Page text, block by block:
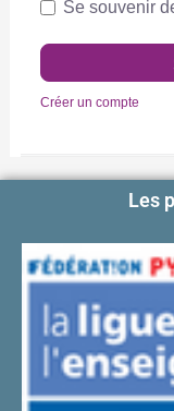
Se souvenir
Créer un compte
Les